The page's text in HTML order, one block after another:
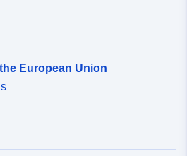
European Union